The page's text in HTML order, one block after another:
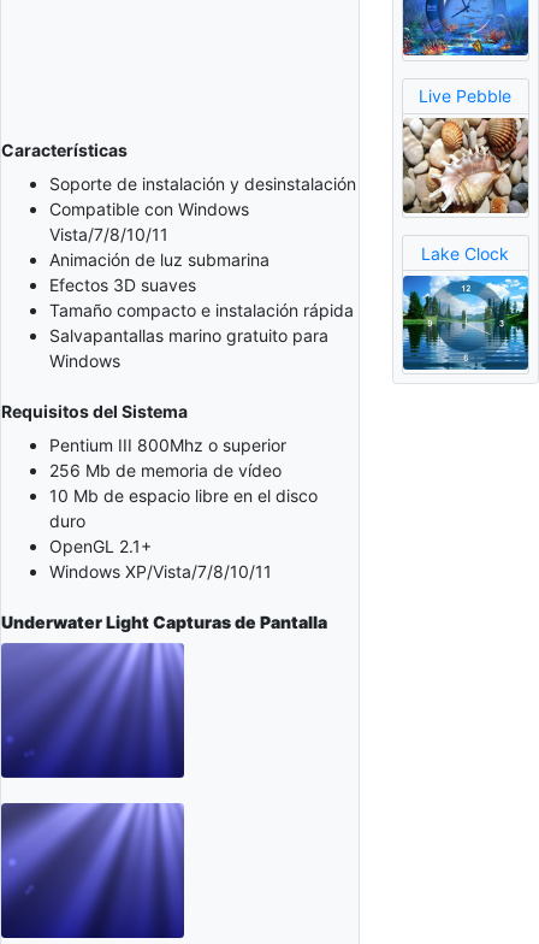
Características
Soporte de instalación y desinstalación
Compatible con Windows
Vista/7/8/10/11
Animación de luz submarina
Efectos 3D suaves
Tamaño compacto e instalación rápida
Salvapantallas marino gratuito para
Windows
Requisitos del Sistema
Pentium III 800Mhz o superior
256 Mb de memoria de vídeo
10 Mb de espacio libre en el disco
duro
OpenGL 2.1+
Windows XP/Vista/7/8/10/11
Underwater LightCapturas de Pantalla
Live Pebble
Lake Clock